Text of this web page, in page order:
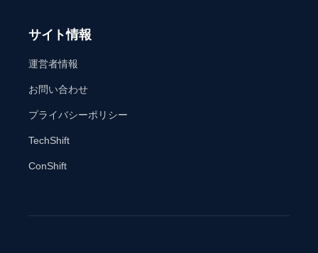
サイト情報
運営者情報
お問い合わせ
プライバシーポリシー
TechShift
ConShift